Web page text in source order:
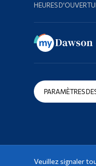
HEURES
PARAMÈTRES
Veuillez signaler